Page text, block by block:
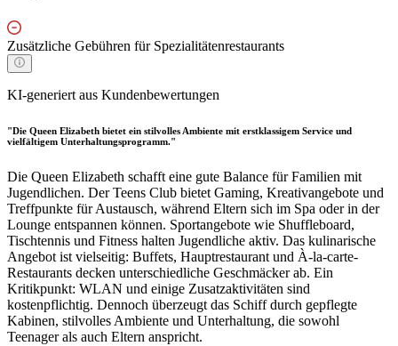
Zusätzliche Gebühren für Spezialitätenrestaurants
KI-generiert aus Kundenbewertungen
"Die Queen Elizabeth bietet ein stilvolles Ambiente mit erstklassigem Service und
vielfältigem Unterhaltungsprogramm."
Die Queen Elizabeth schafft eine gute Balance für Familien mit
Jugendlichen. Der Teens Club bietet Gaming, Kreativangebote und
Treffpunkte für Austausch, während Eltern sich im Spa oder in der
Lounge entspannen können. Sportangebote wie Shuffleboard,
Tischtennis und Fitness halten Jugendliche aktiv. Das kulinarische
Angebot ist vielseitig: Buffets, Hauptrestaurant und À-la-carte-
Restaurants decken unterschiedliche Geschmäcker ab. Ein
Kritikpunkt: WLAN und einige Zusatzaktivitäten sind
kostenpflichtig. Dennoch überzeugt das Schiff durch gepflegte
Kabinen, stilvolles Ambiente und Unterhaltung, die sowohl
Teenager als auch Eltern anspricht.